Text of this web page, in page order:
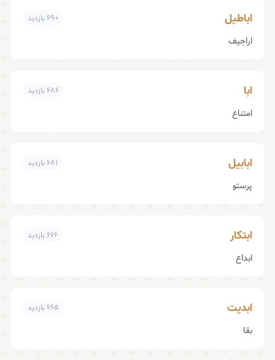
اباطیل ۶۹۰ بازدید
اراجیف
ابا ۶۸۶ بازدید
امتناع
ابابیل ۶۸۱ بازدید
پرستو
ابتکار ۶۶۶ بازدید
ابداع
ابدیت ۶۶۵ بازدید
بقا